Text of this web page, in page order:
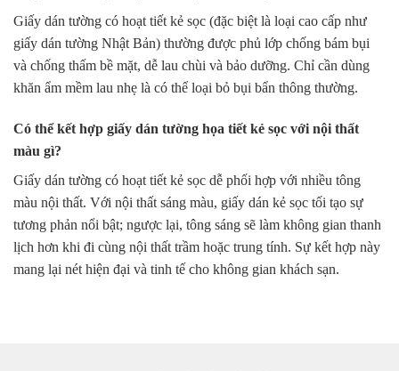
Giấy dán tường có hoạt tiết kẻ sọc (đặc biệt là loại cao cấp như
giấy dán tường Nhật Bản) thường được phủ lớp chống bám bụi
và chống thấm bề mặt, dễ lau chùi và bảo dưỡng. Chỉ cần dùng
khăn ẩm mềm lau nhẹ là có thể loại bỏ bụi bẩn thông thường.
Có thể kết hợp giấy dán tường họa tiết kẻ sọc với nội thất
màu gì?
Giấy dán tường có hoạt tiết kẻ sọc dễ phối hợp với nhiều tông
màu nội thất. Với nội thất sáng màu, giấy dán kẻ sọc tối tạo sự
tương phản nổi bật; ngược lại, tông sáng sẽ làm không gian thanh
lịch hơn khi đi cùng nội thất trầm hoặc trung tính. Sự kết hợp này
mang lại nét hiện đại và tinh tế cho không gian khách sạn.